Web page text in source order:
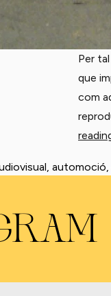
Per
que
com
in , automoció,